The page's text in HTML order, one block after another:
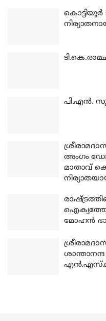
കൊട്ടിയൂര്‍
പി.എന്‍.
അംഗം
മാതാവ്
മോഹന്‍